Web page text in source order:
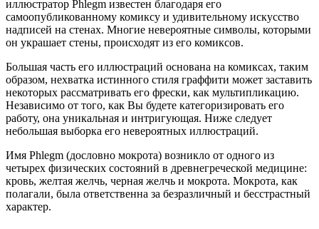
иллюстратор Phlegm известен благодаря его
самоопубликованному комиксу и удивительному искусство
надписей на стенах. Многие невероятные символы, которыми
он украшает стены, происходят из его комиксов.
Большая часть его иллюстраций основана на комиксах, таким
образом, нехватка истинного стиля граффити может заставить
некоторых рассматривать его фрески, как мультипликацию.
Независимо от того, как Вы будете категоризировать его
работу, она уникальная и интригующая. Ниже следует
небольшая выборка его невероятных иллюстраций.
Имя Phlegm (дословно мокрота) возникло от одного из
четырех физических состояний в древнегреческой медицине:
кровь, желтая желчь, черная желчь и мокрота. Мокрота, как
полагали, была ответственна за безразличный и бесстрастный
характер.